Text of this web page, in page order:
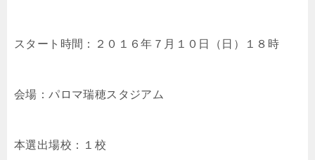
スタート時間：２０１６年７月１０日（日）１８時
会場：パロマ瑞穂スタジアム
本選出場校：１校